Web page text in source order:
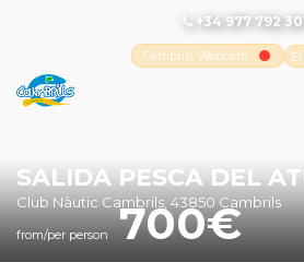
+34 977 792
Cambrils Webcam
SALIDA PESCA DEL
Club Nàutic Cambrils, 43850 Cambrils
from/per person 700